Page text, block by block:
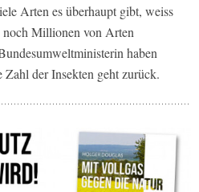
Arten es überhaupt gibt, weiss
Millionen von Arten
haben
der Insekten geht zurück.